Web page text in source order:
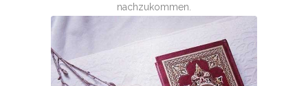
nachzukommen.